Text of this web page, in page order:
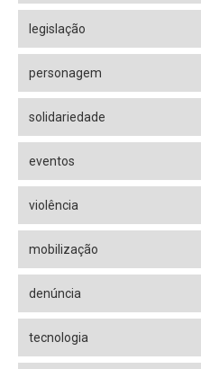
legislação
personagem
solidariedade
eventos
violência
mobilização
denúncia
tecnologia